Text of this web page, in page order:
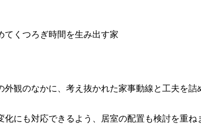
てくつろぎ時間を生み出す家
外観のなかに、考え抜かれた家事動線と工夫を詰
化にも対応できるよう、居室の配置も検討を重ね